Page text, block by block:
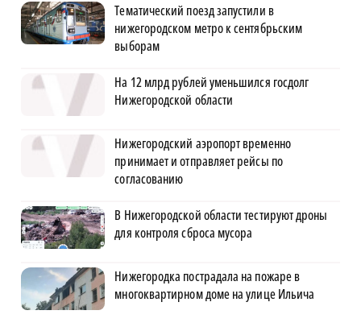
Тематический поезд запустили в
нижегородском метро к сентябрьским
выборам
На 12 млрд рублей уменьшился госдолг
Нижегородской области
Нижегородский аэропорт временно
принимает и отправляет рейсы по
согласованию
В Нижегородской области тестируют дроны
для контроля сброса мусора
Нижегородка пострадала на пожаре в
многоквартирном доме на улице Ильича